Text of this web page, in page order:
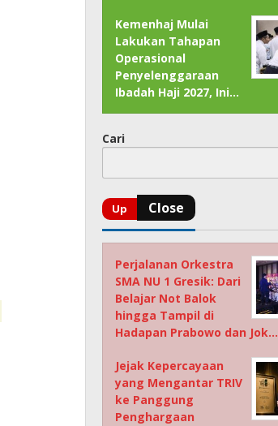
Kemenhaj Mulai
Lakukan Tahapan
Operasional
Penyelenggaraan
Ibadah Haji 2027, Ini…
Cari
Perjalanan Orkestra
SMA NU 1 Gresik: Dari
Belajar Not Balok
hingga Tampil di
Hadapan Prabowo dan Jok…
Jejak Kepercayaan
yang Mengantar TRIV
ke Panggung
Penghargaan